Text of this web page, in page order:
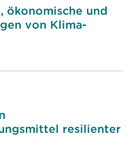
ökonomische und
von Klima-
resilienter